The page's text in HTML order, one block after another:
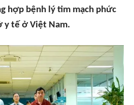
hợp bệnh lý tim mạch phức
y tế ở Việt Nam.